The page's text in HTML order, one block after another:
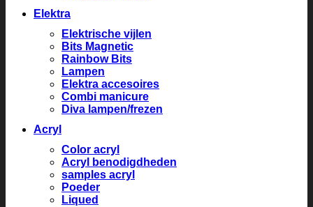
Elektra
Elektrische vijlen
Bits Magnetic
Rainbow Bits
Lampen
Elektra accesoires
Combi manicure
Diva lampen/frezen
Acryl
Color acryl
Acryl benodigdheden
samples acryl
Poeder
Liqued